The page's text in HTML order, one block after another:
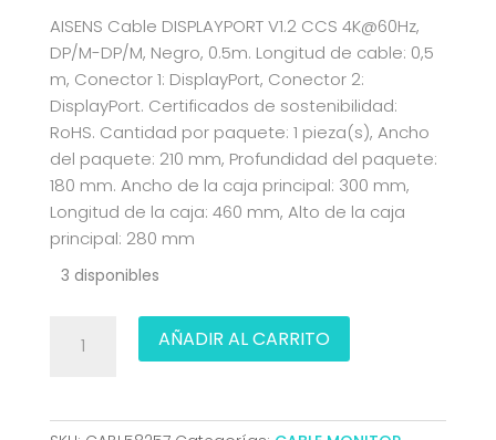
AISENS Cable DISPLAYPORT V1.2 CCS 4K@60Hz,
DP/M-DP/M, Negro, 0.5m. Longitud de cable: 0,5
m, Conector 1: DisplayPort, Conector 2:
DisplayPort. Certificados de sostenibilidad:
RoHS. Cantidad por paquete: 1 pieza(s), Ancho
del paquete: 210 mm, Profundidad del paquete:
180 mm. Ancho de la caja principal: 300 mm,
Longitud de la caja: 460 mm, Alto de la caja
principal: 280 mm
3 disponibles
DISPLAYPORT
4K60HZ
AÑADIR AL CARRITO